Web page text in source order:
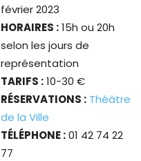
février 2023
HORAIRES :15h ou 20h
selon les jours de
représentation
TARIFS :10-30 €
RÉSERVATIONS : Théâtre
de la Ville
TÉLÉPHONE :01 42 74 22
77